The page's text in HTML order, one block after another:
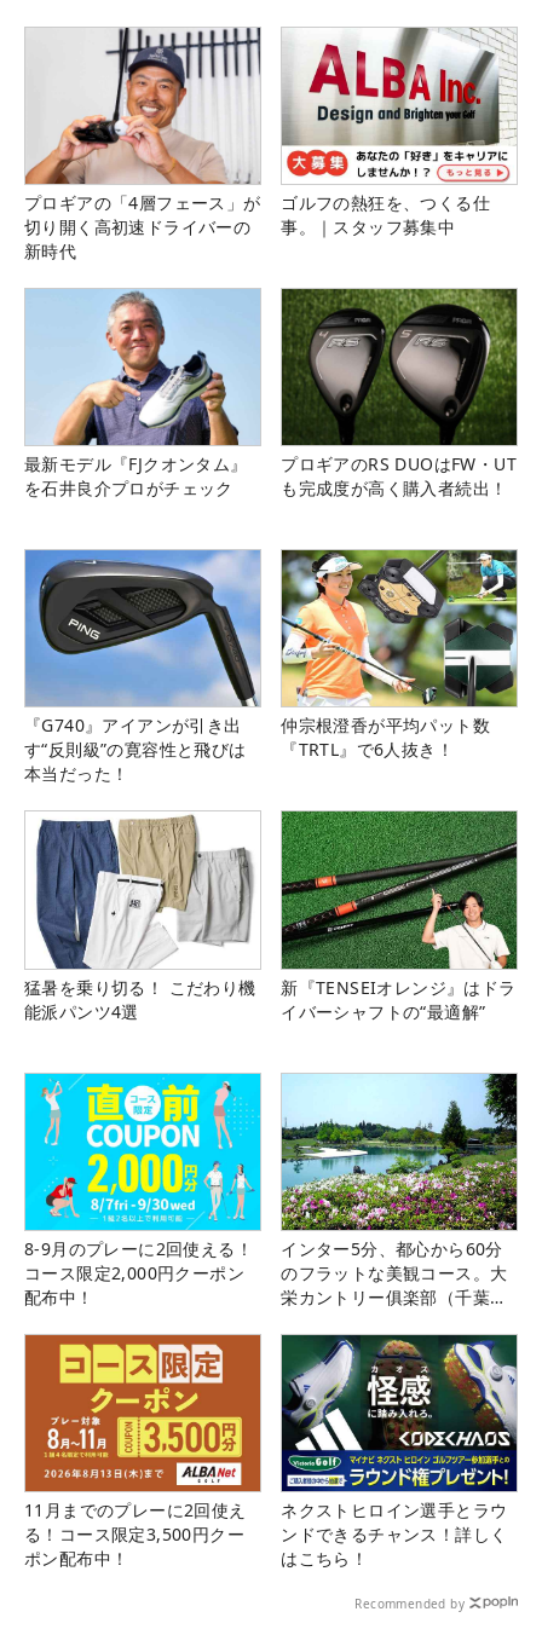
プロギアの「4層フェース」が
切り開く高初速ドライバーの
新時代
ゴルフの熱狂を、つくる仕
事。｜スタッフ募集中
最新モデル『FJクオンタム』
を石井良介プロがチェック
プロギアのRS DUOはFW・UT
も完成度が高く購入者続出！
『G740』アイアンが引き出
す“反則級”の寛容性と飛びは
本当だった！
仲宗根澄香が平均パット数
『TRTL』で6人抜き！
猛暑を乗り切る！ こだわり機
能派パンツ4選
新『TENSEIオレンジ』はドラ
イバーシャフトの“最適解”
8-9月のプレーに2回使える！
コース限定2,000円クーポン
配布中！
インター5分、都心から60分
のフラットな美観コース。大
栄カントリー俱楽部（千葉
11月までのプレーに2回使え
る！コース限定3,500円クー
ポン配布中！
ネクストヒロイン選手とラウ
ンドできるチャンス！詳しく
はこちら！
Recommended by